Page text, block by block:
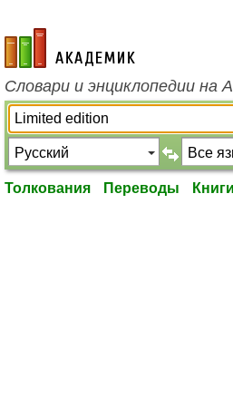
academic.ru
Словари и энциклопедии на
Толкования Переводы Книги